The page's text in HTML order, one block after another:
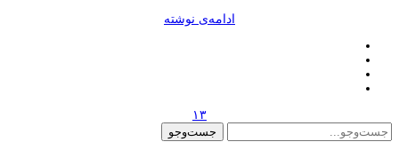
ادامه‌ی نوشته
۱۳
جست‌وجو